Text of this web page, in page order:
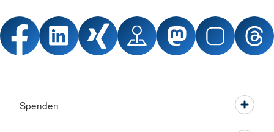
Spenden